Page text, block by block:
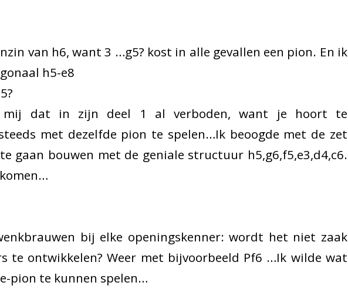
van h6, want 3 …g5? kost in alle gevallen een pion. En ik
h5-e8
mij dat in zijn deel 1 al verboden, want je hoort te
met dezelfde pion te spelen…Ik beoogde met de zet
gaan bouwen met de geniale structuur h5,g6,f5,e3,d4,c6.
bij elke openingskenner: wordt het niet zaak
te ontwikkelen? Weer met bijvoorbeeld Pf6 …Ik wilde wat
pion te kunnen spelen…